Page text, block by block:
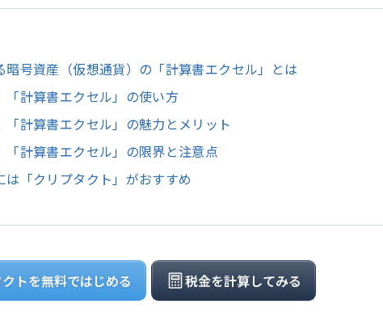
暗号資産（仮想通貨）の「計算書エクセル」とは
「計算書エクセル」の使い方
「計算書エクセル」の魅力とメリット
「計算書エクセル」の限界と注意点
「クリプタクト」がおすすめ
トを無料ではじめる 税金を計算してみる